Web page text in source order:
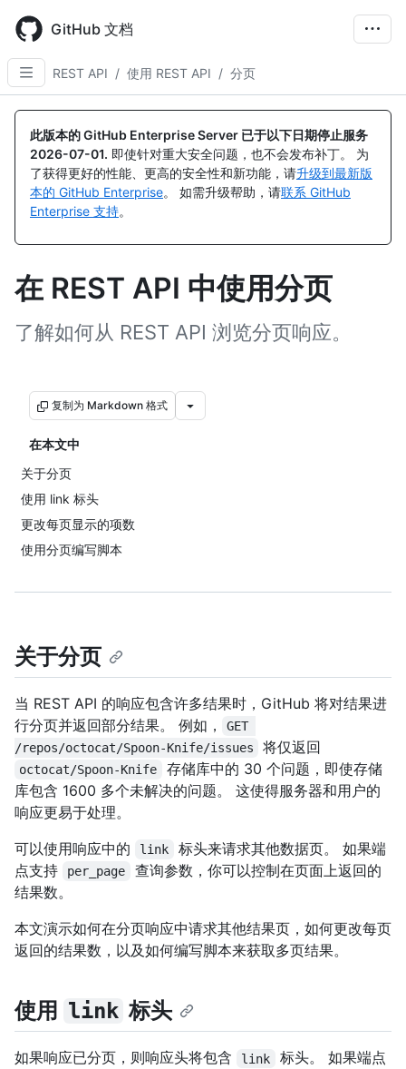
main
content
GitHub 文档
REST API / 使用 REST API / 分页
此版本的 GitHub Enterprise Server 已于以下日期停止服务
2026-07-01. 即使针对重大安全问题，也不会发布补丁。 为
了获得更好的性能、更高的安全性和新功能，请升级到最新版
本的 GitHub Enterprise。 如需升级帮助，请联系 GitHub
Enterprise 支持。
在 REST API 中使用分页
了解如何从 REST API 浏览分页响应。
复制为 Markdown 格式
在本文中
关于分页
使用 link 标头
更改每页显示的项数
使用分页编写脚本
关于分页
当 REST API 的响应包含许多结果时，GitHub 将对结果进
行分页并返回部分结果。 例如，
GET
/repos/octocat/Spoon-Knife/issues
将仅返回
octocat/Spoon-Knife
存储库中的 30 个问题，即使存储
库包含 1600 多个未解决的问题。 这使得服务器和用户的
响应更易于处理。
可以使用响应中的
link
标头来请求其他数据页。 如果端
点支持
per_page
查询参数，你可以控制在页面上返回的
结果数。
本文演示如何在分页响应中请求其他结果页，如何更改每页
返回的结果数，以及如何编写脚本来获取多页结果。
使用 link 标头
如果响应已分页，则响应头将包含 link
标头。 如果端点